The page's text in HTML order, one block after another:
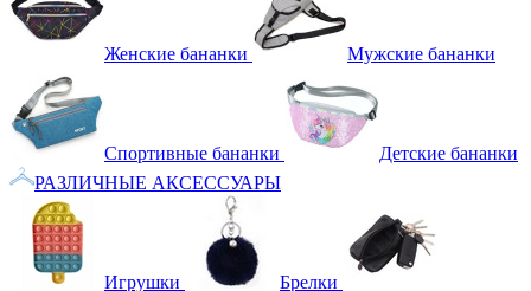
Женские бананки Мужские бананки
Спортивные бананки
Детские бананки
РАЗЛИЧНЫЕ АКСЕССУАРЫ
Игрушки Брелки